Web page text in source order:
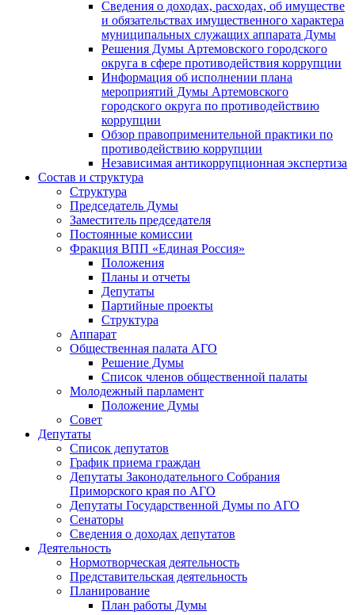
Сведения о доходах, расходах, об имуществе
и обязательствах имущественного характера
муниципальных служащих аппарата Думы
Решения Думы Артемовского городского
округа в сфере противодействия коррупции
Информация об исполнении плана
мероприятий Думы Артемовского
городского округа по противодействию
коррупции
Обзор правоприменительной практики по
противодействию коррупции
Независимая антикоррупционная экспертиза
Состав и структура
Структура
Председатель Думы
Заместитель председателя
Постоянные комиссии
Фракция ВПП «Единая Россия»
Положения
Планы и отчеты
Депутаты
Партийные проекты
Структура
Аппарат
Общественная палата АГО
Решение Думы
Список членов общественной палаты
Молодежный парламент
Положение Думы
Совет
Депутаты
Список депутатов
График приема граждан
Депутаты Законодательного Собрания
Приморского края по АГО
Депутаты Государственной Думы по АГО
Сенаторы
Сведения о доходах депутатов
Деятельность
Нормотворческая деятельность
Представительская деятельность
Планирование
План работы Думы